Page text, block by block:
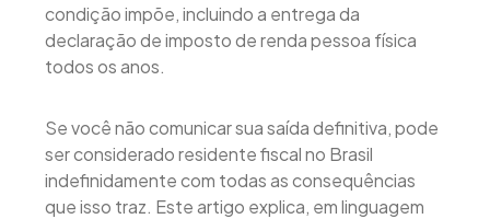
condição impõe, incluindo a entrega da
declaração de imposto de renda pessoa física
todos os anos.
Se você não comunicar sua saída definitiva, pode
ser considerado residente fiscal no Brasil
indefinidamente com todas as consequências
que isso traz. Este artigo explica, em linguagem